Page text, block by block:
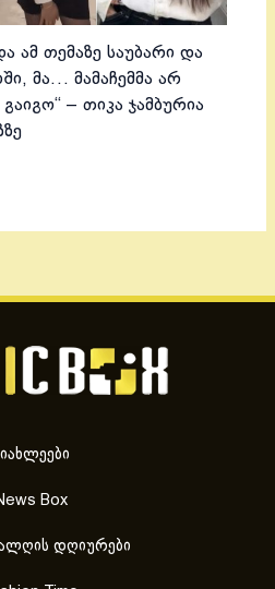
ამ თემაზე საუბარი და
მა… მამაჩემმა არ
– თიკა ჯამბურია
Box
დღიურები